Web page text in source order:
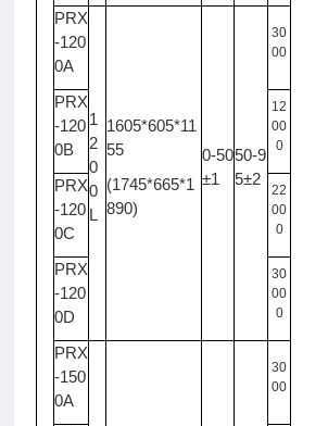
PRX
-120
0A
1
2
0
0
L
1605*605*11
55
(1745*665*1
890)
0-50
±1
50-9
5±2
30
00
PRX
-120
0B
12
00
0
PRX
-120
0C
22
00
0
PRX
-120
0D
30
00
0
PRX
-150
0A
30
00